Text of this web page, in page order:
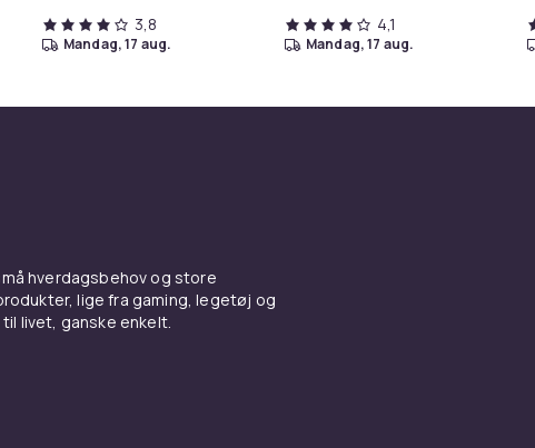
3,8
mandag, 17 aug.
4,1
mandag, 17 aug.
hverdagsbehov og store
lige fra gaming, legetøj og
livet, ganske enkelt.